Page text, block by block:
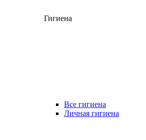
Гигиена
Все гигиена
Личная гигиена